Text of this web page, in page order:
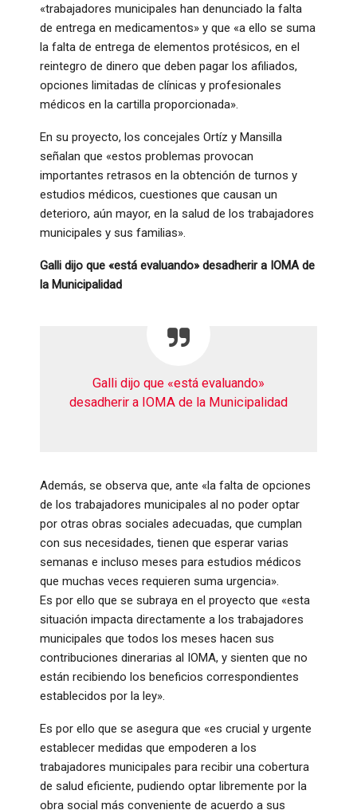
«trabajadores municipales han denunciado la falta
de entrega en medicamentos» y que «a ello se suma
la falta de entrega de elementos protésicos, en el
reintegro de dinero que deben pagar los afiliados,
opciones limitadas de clínicas y profesionales
médicos en la cartilla proporcionada».
En su proyecto, los concejales Ortíz y Mansilla
señalan que «estos problemas provocan
importantes retrasos en la obtención de turnos y
estudios médicos, cuestiones que causan un
deterioro, aún mayor, en la salud de los trabajadores
municipales y sus familias».
Galli dijo que «está evaluando» desadherir a IOMA de
la Municipalidad
Galli dijo que «está evaluando»
desadherir a IOMA de la Municipalidad
Además, se observa que, ante «la falta de opciones
de los trabajadores municipales al no poder optar
por otras obras sociales adecuadas, que cumplan
con sus necesidades, tienen que esperar varias
semanas e incluso meses para estudios médicos
que muchas veces requieren suma urgencia».
Es por ello que se subraya en el proyecto que «esta
situación impacta directamente a los trabajadores
municipales que todos los meses hacen sus
contribuciones dinerarias al IOMA, y sienten que no
están recibiendo los beneficios correspondientes
establecidos por la ley».
Es por ello que se asegura que «es crucial y urgente
establecer medidas que empoderen a los
trabajadores municipales para recibir una cobertura
de salud eficiente, pudiendo optar libremente por la
obra social más conveniente de acuerdo a sus